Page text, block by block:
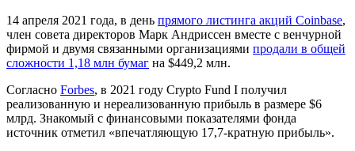
14 апреля 2021 года, в день прямого листинга акций Coinbase,
член совета директоров Марк Андриссен вместе с венчурной
фирмой и двумя связанными организациями продали в общей
сложности 1,18 млн бумаг на $449,2 млн.
Согласно Forbes, в 2021 году Crypto Fund I получил
реализованную и нереализованную прибыль в размере $6
млрд. Знакомый с финансовыми показателями фонда
источник отметил «впечатляющую 17,7-кратную прибыль».